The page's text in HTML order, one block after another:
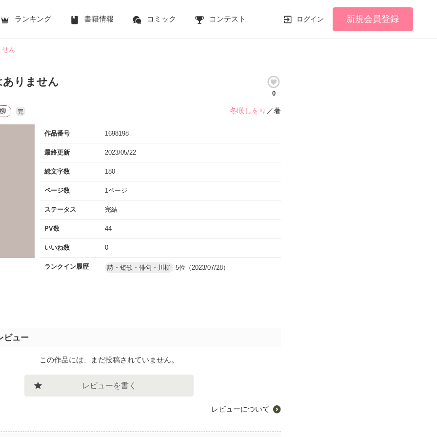
ランキング 書籍情報 コミック コンテスト ログイン 新規会員登録
せん
ありません
0
完 冬咲しをり ／著
作品番号 1698198
最終更新 2023/05/22
総文字数 180
ページ数 1ページ
ステータス 完結
PV数 44
いいね数 0
ランクイン履歴 詩・短歌・俳句・川柳 5位（2023/07/28）
ビュー
この作品には、まだ投稿されていません。
レビューを書く
レビューについて